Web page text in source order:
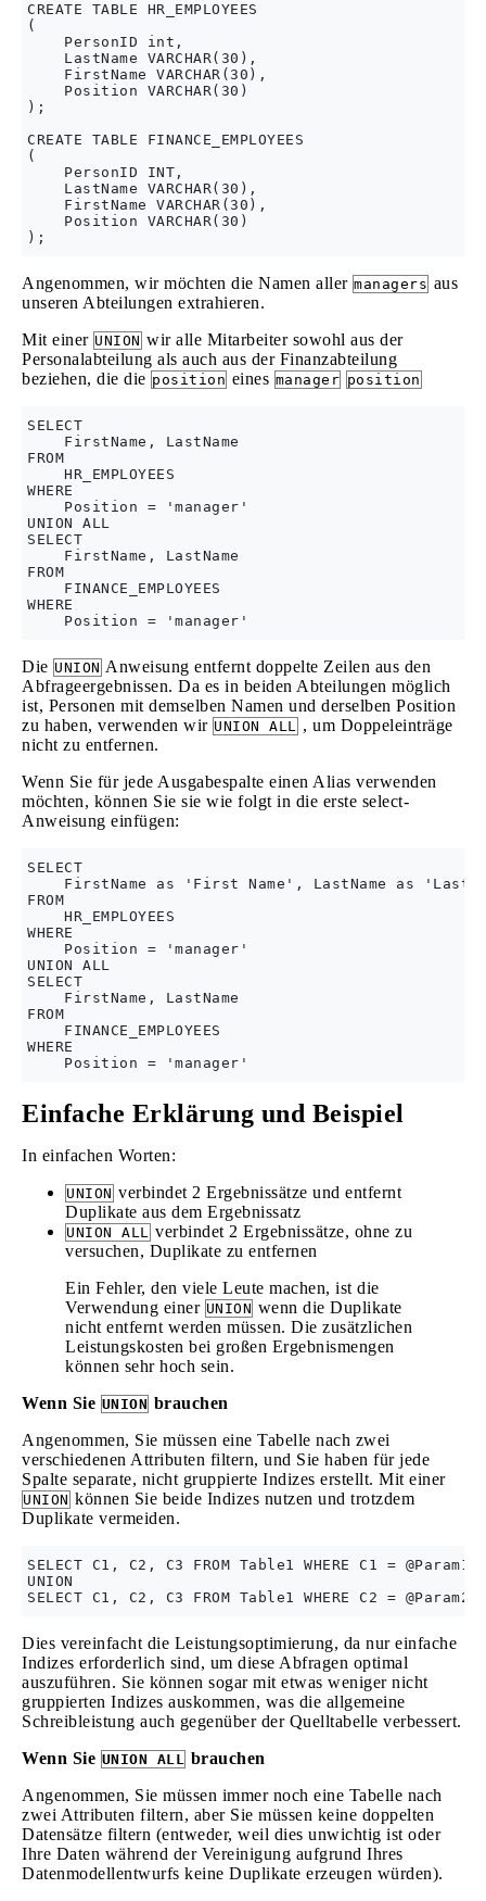
CREATE TABLE HR_EMPLOYEES
(
    PersonID int,
    LastName VARCHAR(30),
    FirstName VARCHAR(30),
    Position VARCHAR(30)
);
CREATE TABLE FINANCE_EMPLOYEES
(
    PersonID INT,
    LastName VARCHAR(30),
    FirstName VARCHAR(30),
    Position VARCHAR(30)
Angenommen, wir möchten die Namen aller managers aus
unseren Abteilungen extrahieren.
Mit einer UNION wir alle Mitarbeiter sowohl aus der
Personalabteilung als auch aus der Finanzabteilung
beziehen, die die position eines manager position
SELECT
    FirstName, LastName
FROM
    HR_EMPLOYEES
WHERE
    Position = 'manager'
UNION ALL
SELECT
    FirstName, LastName
FROM
    FINANCE_EMPLOYEES
WHERE
Die UNION Anweisung entfernt doppelte Zeilen aus den
Abfrageergebnissen. Da es in beiden Abteilungen möglich
ist, Personen mit demselben Namen und derselben Position
zu haben, verwenden wir UNION ALL , um Doppeleinträge
nicht zu entfernen.
Wenn Sie für jede Ausgabespalte einen Alias ​​verwenden
möchten, können Sie sie wie folgt in die erste select-
Anweisung einfügen:
SELECT
FirstName as 'First Name', LastName as 'Last
FROM
    HR_EMPLOYEES
WHERE
    Position = 'manager'
UNION ALL
SELECT
    FirstName, LastName
FROM
    FINANCE_EMPLOYEES
WHERE
Einfache Erklärung und Beispiel
In einfachen Worten:
UNION verbindet 2 Ergebnissätze und entfernt
Duplikate aus dem Ergebnissatz
UNION ALL verbindet 2 Ergebnissätze, ohne zu
versuchen, Duplikate zu entfernen
Ein Fehler, den viele Leute machen, ist die
Verwendung einer UNION wenn die Duplikate
nicht entfernt werden müssen. Die zusätzlichen
Leistungskosten bei großen Ergebnismengen
können sehr hoch sein.
Wenn Sie UNION brauchen
Angenommen, Sie müssen eine Tabelle nach zwei
verschiedenen Attributen filtern, und Sie haben für jede
Spalte separate, nicht gruppierte Indizes erstellt. Mit einer
UNION können Sie beide Indizes nutzen und trotzdem
Duplikate vermeiden.
SELECT C1, C2, C3 FROM Table1 WHERE C1 = @Param1
UNION
Dies vereinfacht die Leistungsoptimierung, da nur einfache
Indizes erforderlich sind, um diese Abfragen optimal
auszuführen. Sie können sogar mit etwas weniger nicht
gruppierten Indizes auskommen, was die allgemeine
Schreibleistung auch gegenüber der Quelltabelle verbessert.
Wenn Sie UNION ALL brauchen
Angenommen, Sie müssen immer noch eine Tabelle nach
zwei Attributen filtern, aber Sie müssen keine doppelten
Datensätze filtern (entweder, weil dies unwichtig ist oder
Ihre Daten während der Vereinigung aufgrund Ihres
Datenmodellentwurfs keine Duplikate erzeugen würden).